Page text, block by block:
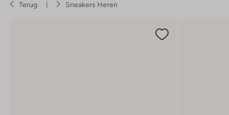
Terug Sneakers Heren